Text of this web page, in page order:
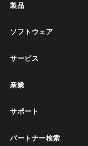
製品
ソフトウェア
サービス
産業
サポート
パートナー検索